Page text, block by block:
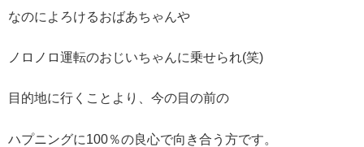
なのによろけるおばあちゃんや
ノロノロ運転のおじいちゃんに乗せられ(笑)
目的地に行くことより、今の目の前の
ハプニングに100％の良心で向き合う方です。